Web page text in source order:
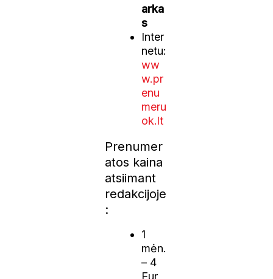
arka
s
Inter
netu:
ww
w.pr
enu
meru
ok.lt
Prenumer
atos kaina
atsiimant
redakcijoje
:
1
mėn.
– 4
Eur